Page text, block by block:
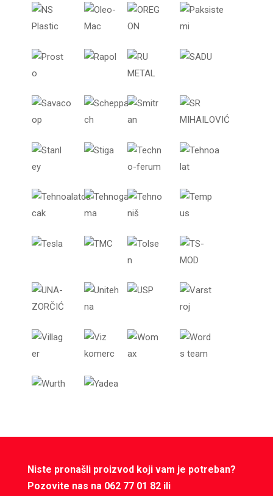
Niste pronašli proizvod koji vam je potreban?
Pozovite nas na 062 77 01 82 ili